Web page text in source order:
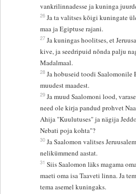
vankrilinnadesse ja kuninga
26 Ja ta valitses kõigi kuningate
maa ja Egiptuse rajani.
27 Ja kuningas hoolitses, et
kive, ja seedripuid nõnda palju
Madalmaal.
28 Ja hobuseid toodi Saalomonile
muudest maadest.
29 Ja muud Saalomoni lood,
need ole kirja pandud prohvet
Ahija "Kuulutuses" ja nägija
Nebati poja kohta"?
30 Ja Saalomon valitses
nelikümmend aastat.
31 Siis Saalomon läks magama
maeti oma isa Taaveti linna. Ja
tema asemel kuningaks.